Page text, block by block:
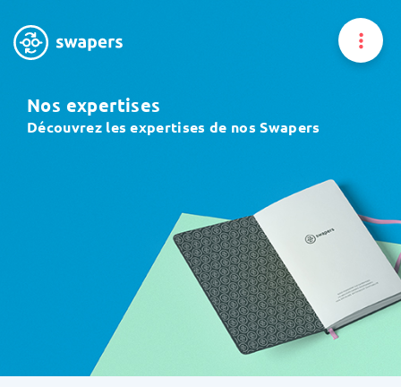
Vous êtes un expert
Trouver un expert
News
Nos expertises
Découvrez les expertises de nos Swapers